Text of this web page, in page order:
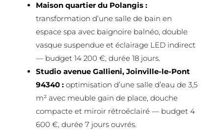
Maison quartier du Polangis :
transformation d’une salle de bain en
espace spa avec baignoire balnéo, double
vasque suspendue et éclairage LED indirect
— budget 14 200 €, durée 18 jours.
Studio avenue Gallieni, Joinville-le-Pont
94340 :optimisation d’une salle d’eau de 3,5
m² avec meuble gain de place, douche
compacte et miroir rétroéclairé — budget 4
600 €, durée 7 jours ouvrés.